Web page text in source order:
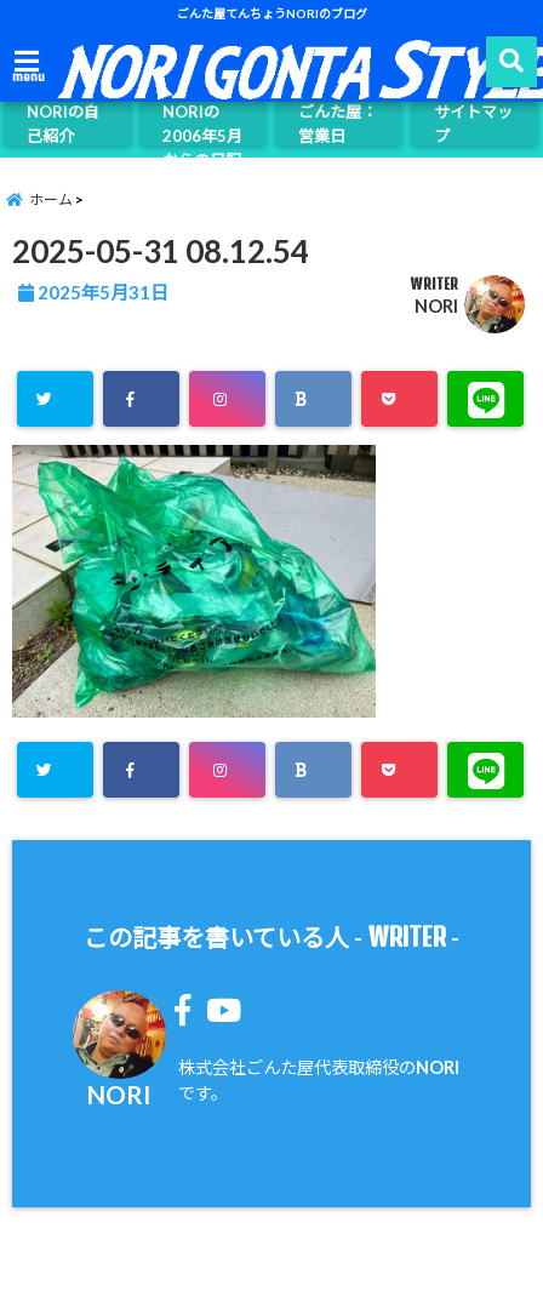
ごんた屋てんちょうNORIのブログ
menu
NORIの自
己紹介
ごんた屋て
んちょう
NORIの
2006年5月
からの日記
ごんた屋：
営業日
サイトマッ
プ
ホーム
2025-05-31 08.12.54
2025年5月31日 WRITER
NORI
この記事を書いている人 - WRITER-
NORI
株式会社ごんた屋代表取締役のNORI
です。